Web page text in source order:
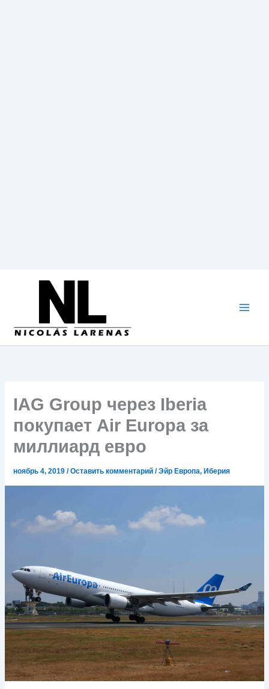
содержимому
IAG Group через Iberia
покупает Air Europa за
миллиард евро
ноябрь 4, 2019/Оставить комментарий /Эйр Европа, Иберия